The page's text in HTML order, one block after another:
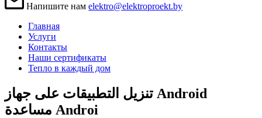
Напишите намelektro@elektroproekt.by
Главная
Услуги
Контакты
Наши сертификаты
Тепло в каждый дом
تنزيل التطبيقات على جهاز Android
مساعدة Androi